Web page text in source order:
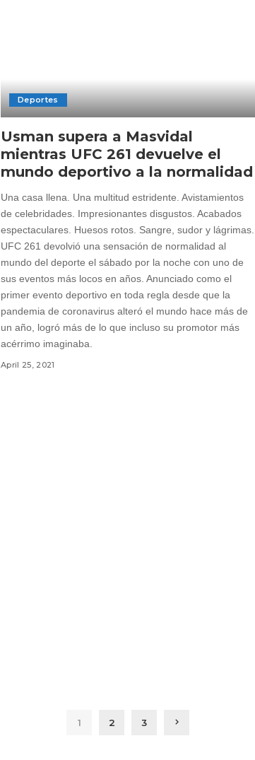
Deportes
Usman supera a Masvidal
mientras UFC 261 devuelve el
mundo deportivo a la normalidad
Una casa llena. Una multitud estridente. Avistamientos
de celebridades. Impresionantes disgustos. Acabados
espectaculares. Huesos rotos. Sangre, sudor y lágrimas.
UFC 261 devolvió una sensación de normalidad al
mundo del deporte el sábado por la noche con uno de
sus eventos más locos en años. Anunciado como el
primer evento deportivo en toda regla desde que la
pandemia de coronavirus alteró el mundo hace más de
un año, logró más de lo que incluso su promotor más
acérrimo imaginaba.
April 25, 2021
1 2 3